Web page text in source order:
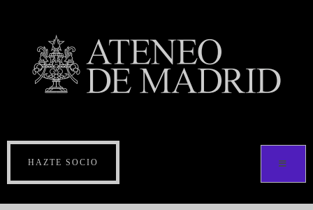
HAZTE SOCIO